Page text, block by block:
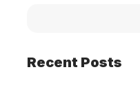
Recent Posts